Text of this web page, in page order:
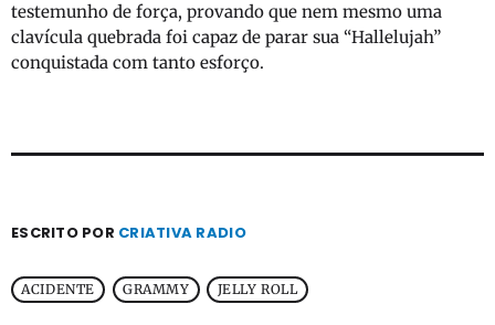
testemunho de força, provando que nem mesmo uma
clavícula quebrada foi capaz de parar sua “Hallelujah”
conquistada com tanto esforço.
ESCRITO POR CRIATIVA RADIO
ACIDENTE GRAMMY JELLY ROLL